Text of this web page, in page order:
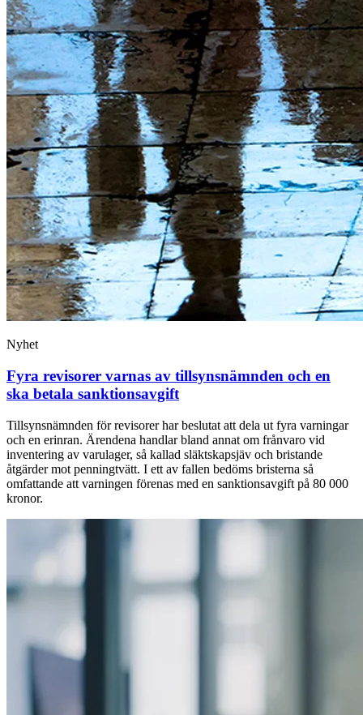
Nyhet
Fyra revisorer varnas av tillsynsnämnden och en
ska betala sanktionsavgift
Tillsynsnämnden för revisorer har beslutat att dela ut fyra varningar
och en erinran. Ärendena handlar bland annat om frånvaro vid
inventering av varulager, så kallad släktskapsjäv och bristande
åtgärder mot penningtvätt. I ett av fallen bedöms bristerna så
omfattande att varningen förenas med en sanktionsavgift på 80 000
kronor.